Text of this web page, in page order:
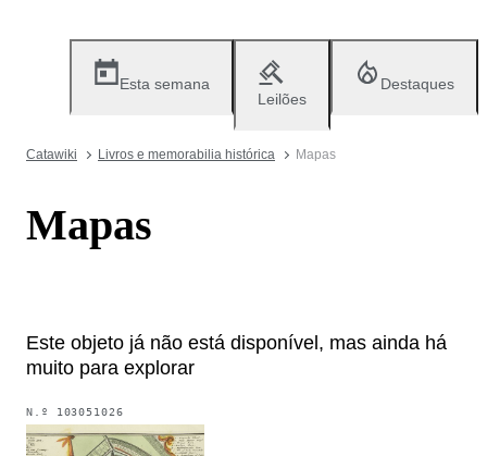
Esta semana
Leilões
Destaques
Catawiki Livros e memorabilia histórica Mapas
Mapas
Este objeto já não está disponível, mas ainda há
muito para explorar
N.º 103051026